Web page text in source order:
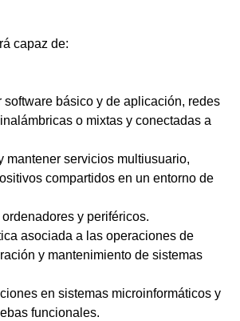
capaz de:
software básico y de aplicación, redes
o mixtas y conectadas a
mantener servicios multiusuario,
compartidos en un entorno de
y periféricos.
asociada a las operaciones de
y mantenimiento de sistemas
en sistemas microinformáticos y
funcionales.